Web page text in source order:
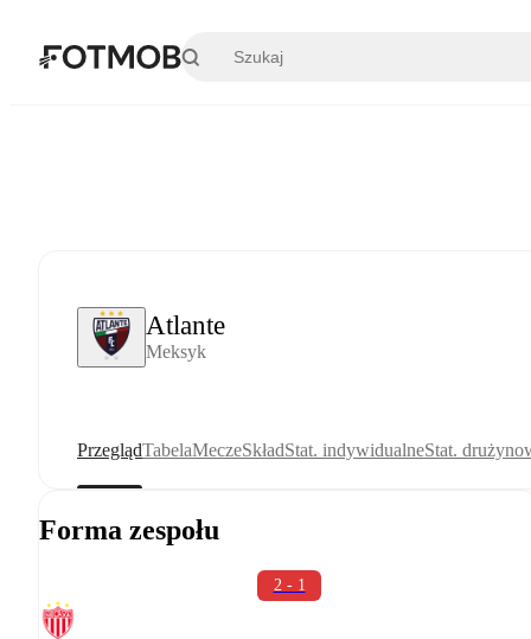
Atlante
Meksyk
PrzeglądTabelaMeczeSkładStat. indywidualneStat.
Forma zespołu
2 - 1